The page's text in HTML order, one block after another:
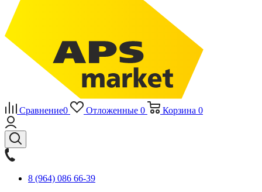
Сравнение0 Отложенные 0 Корзина 0
8 (964) 086 66-39